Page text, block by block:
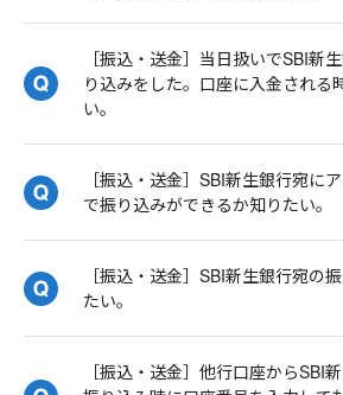
［振込・送金］当日扱いでSBI新
り込みをした。口座に入金される
い。
［振込・送金］SBI新生銀行宛に
で振り込みができるか知りたい。
［振込・送金］SBI新生銀行宛の
たい。
［振込・送金］他行口座からSBI